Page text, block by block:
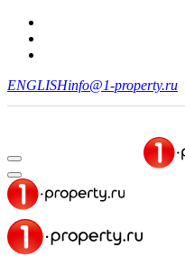
ENGLISHinfo@1-property.ru